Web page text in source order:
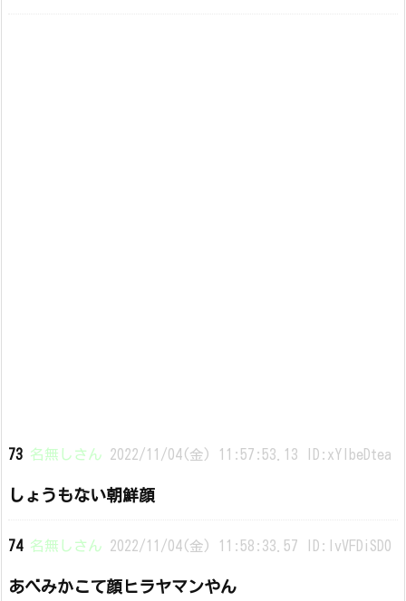
73 名無しさん 2022/11/04(金) 11:57:53.13 ID:xYIbeDtea
しょうもない朝鮮顔
74 名無しさん 2022/11/04(金) 11:58:33.57 ID:IvVFDiSD0
あべみかこて顔ヒラヤマンやん